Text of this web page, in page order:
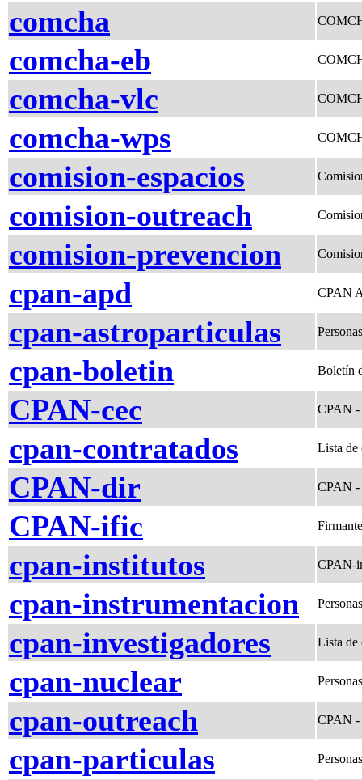
comcha
comcha-eb
comcha-vlc
comcha-wps
comision-espacios
comision-outreach
comision-prevencion
cpan-apd CPAN
cpan-astroparticulas
cpan-boletin Boletín
CPAN-cec CPAN -
cpan-contratados Lista de
CPAN-dir CPAN -
CPAN-ific
cpan-institutos CPAN-
cpan-instrumentacion
cpan-investigadores Lista de
cpan-nuclear
cpan-outreach CPAN -
cpan-particulas